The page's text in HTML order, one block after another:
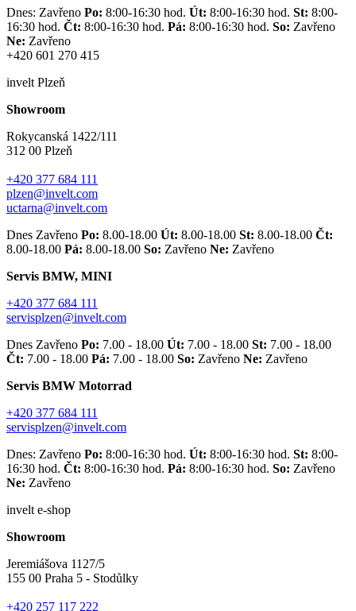
Dnes: Zavřeno Po: 8:00-16:30 hod. Út: 8:00-16:30 hod. St: 8:00-
16:30 hod. Čt: 8:00-16:30 hod. Pá: 8:00-16:30 hod. So: Zavřeno
Ne: Zavřeno
+420 601 270 415
invelt Plzeň
Showroom
Rokycanská 1422/111
312 00 Plzeň
+420 377 684 111
plzen@invelt.com
uctarna@invelt.com
Dnes Zavřeno Po: 8.00-18.00 Út: 8.00-18.00 St: 8.00-18.00 Čt:
8.00-18.00 Pá: 8.00-18.00 So: Zavřeno Ne: Zavřeno
Servis BMW, MINI
+420 377 684 111
servisplzen@invelt.com
Dnes Zavřeno Po: 7.00 - 18.00 Út: 7.00 - 18.00 St: 7.00 - 18.00
Čt: 7.00 - 18.00 Pá: 7.00 - 18.00 So: Zavřeno Ne: Zavřeno
Servis BMW Motorrad
+420 377 684 111
servisplzen@invelt.com
Dnes: Zavřeno Po: 8:00-16:30 hod. Út: 8:00-16:30 hod. St: 8:00-
16:30 hod. Čt: 8:00-16:30 hod. Pá: 8:00-16:30 hod. So: Zavřeno
Ne: Zavřeno
invelt e-shop
Showroom
Jeremiášova 1127/5
155 00 Praha 5 - Stodůlky
+420 257 117 222